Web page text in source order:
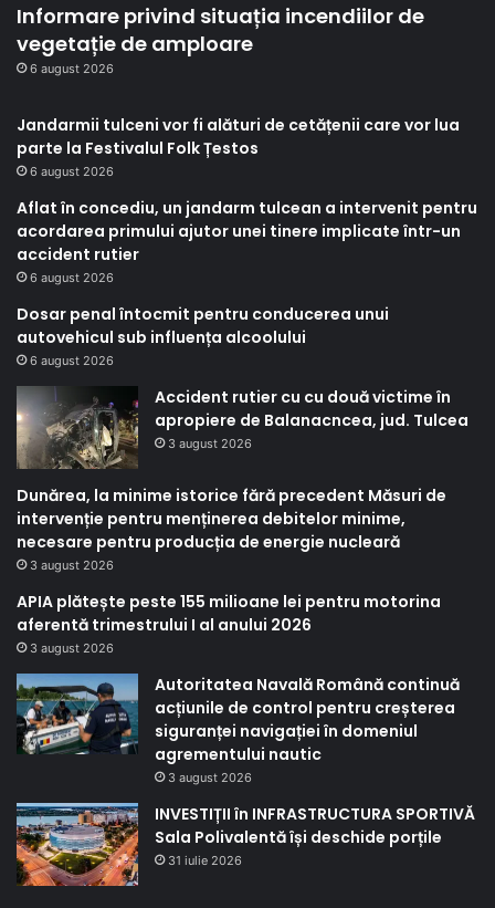
Informare privind situația incendiilor de
vegetație de amploare
6 august 2026
Jandarmii tulceni vor fi alături de cetățenii care vor lua
parte la Festivalul Folk Țestos
6 august 2026
Aflat în concediu, un jandarm tulcean a intervenit pentru
acordarea primului ajutor unei tinere implicate într-un
accident rutier
6 august 2026
Dosar penal întocmit pentru conducerea unui
autovehicul sub influența alcoolului
6 august 2026
Accident rutier cu cu două victime în
apropiere de Balanacncea, jud. Tulcea
3 august 2026
Dunărea, la minime istorice fără precedent Măsuri de
intervenție pentru menținerea debitelor minime,
necesare pentru producția de energie nucleară
3 august 2026
APIA plătește peste 155 milioane lei pentru motorina
aferentă trimestrului I al anului 2026
3 august 2026
Autoritatea Navală Română continuă
acțiunile de control pentru creșterea
siguranței navigației în domeniul
agrementului nautic
3 august 2026
INVESTIȚII în INFRASTRUCTURA SPORTIVĂ
Sala Polivalentă își deschide porțile
31 iulie 2026